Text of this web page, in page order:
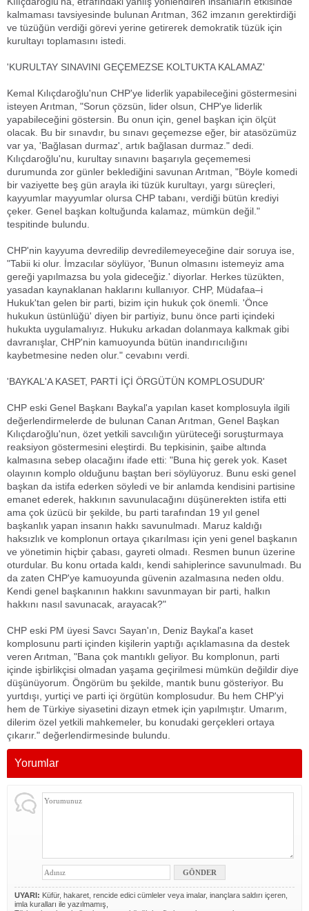
kalmaması tavsiyesinde bulunan Arıtman, 362 imzanın gerektirdiği
ve tüzüğün verdiği görevi yerine getirerek demokratik tüzük için
kurultayı toplamasını istedi.
'KURULTAY SINAVINI GEÇEMEZSE KOLTUKTA KALAMAZ'
Kemal Kılıçdaroğlu'nun CHP'ye liderlik yapabileceğini göstermesini
isteyen Arıtman, "Sorun çözsün, lider olsun, CHP'ye liderlik
yapabileceğini göstersin. Bu onun için, genel başkan için ölçüt
olacak. Bu bir sınavdır, bu sınavı geçemezse eğer, bir atasözümüz
var ya, 'Bağlasan durmaz', artık bağlasan durmaz." dedi.
Kılıçdaroğlu'nu, kurultay sınavını başarıyla geçememesi
durumunda zor günler beklediğini savunan Arıtman, "Böyle komedi
bir vaziyette beş gün arayla iki tüzük kurultayı, yargı süreçleri,
kayyumlar mayyumlar olursa CHP tabanı, verdiği bütün krediyi
çeker. Genel başkan koltuğunda kalamaz, mümkün değil."
tespitinde bulundu.
CHP'nin kayyuma devredilip devredilemeyeceğine dair soruya ise,
"Tabii ki olur. İmzacılar söylüyor, 'Bunun olmasını istemeyiz ama
gereği yapılmazsa bu yola gideceğiz.' diyorlar. Herkes tüzükten,
yasadan kaynaklanan haklarını kullanıyor. CHP, Müdafaa–i
Hukuk'tan gelen bir parti, bizim için hukuk çok önemli. 'Önce
hukukun üstünlüğü' diyen bir partiyiz, bunu önce parti içindeki
hukukta uygulamalıyız. Hukuku arkadan dolanmaya kalkmak gibi
davranışlar, CHP'nin kamuoyunda bütün inandırıcılığını
kaybetmesine neden olur." cevabını verdi.
'BAYKAL'A KASET, PARTİ İÇİ ÖRGÜTÜN KOMPLOSUDUR'
CHP eski Genel Başkanı Baykal'a yapılan kaset komplosuyla ilgili
değerlendirmelerde de bulunan Canan Arıtman, Genel Başkan
Kılıçdaroğlu'nun, özet yetkili savcılığın yürüteceği soruşturmaya
reaksiyon göstermesini eleştirdi. Bu tepkisinin, şaibe altında
kalmasına sebep olacağını ifade etti: "Buna hiç gerek yok. Kaset
olayının komplo olduğunu baştan beri söylüyoruz. Bunu eski genel
başkan da istifa ederken söyledi ve bir anlamda kendisini partisine
emanet ederek, hakkının savunulacağını düşünerekten istifa etti
ama çok üzücü bir şekilde, bu parti tarafından 19 yıl genel
başkanlık yapan insanın hakkı savunulmadı. Maruz kaldığı
haksızlık ve komplonun ortaya çıkarılması için yeni genel başkanın
ve yönetimin hiçbir çabası, gayreti olmadı. Resmen bunun üzerine
oturdular. Bu konu ortada kaldı, kendi sahiplerince savunulmadı. Bu
da zaten CHP'ye kamuoyunda güvenin azalmasına neden oldu.
Kendi genel başkanının hakkını savunmayan bir parti, halkın
hakkını nasıl savunacak, arayacak?"
CHP eski PM üyesi Savcı Sayan'ın, Deniz Baykal'a kaset
komplosunu parti içinden kişilerin yaptığı açıklamasına da destek
veren Arıtman, "Bana çok mantıklı geliyor. Bu komplonun, parti
içinde işbirlikçisi olmadan yaşama geçirilmesi mümkün değildir diye
düşünüyorum. Öngörüm bu şekilde, mantık bunu gösteriyor. Bu
yurtdışı, yurtiçi ve parti içi örgütün komplosudur. Bu hem CHP'yi
hem de Türkiye siyasetini dizayn etmek için yapılmıştır. Umarım,
dilerim özel yetkili mahkemeler, bu konudaki gerçekleri ortaya
çıkarır." değerlendirmesinde bulundu.
Yorumlar
UYARI: Küfür, hakaret, rencide edici cümleler veya imalar, inançlara saldırı içeren,
imla kuralları ile yazılmamış,